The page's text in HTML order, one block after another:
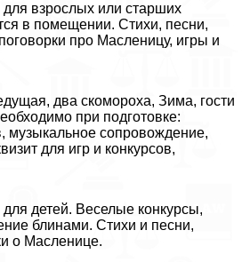
взрослых или старших
в помещении. Стихи, песни,
про Масленицу, игры и
два скомороха, Зима, гости
при подготовке:
музыкальное сопровождение,
для игр и конкурсов,
детей. Веселые конкурсы,
блинами. Стихи и песни,
о Масленице.